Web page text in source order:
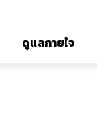
ดูแลกายใจ